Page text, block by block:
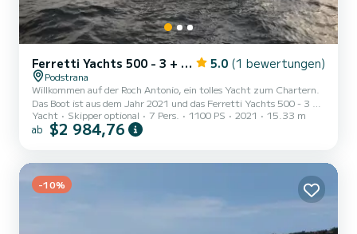
Ferretti Yachts 500 - 3 + 1 cab 5.0 (1 bewertungen)
Podstrana
Willkommen auf der Roch Antonio, ein tolles Yacht zum Chartern.
Das Boot ist aus dem Jahr 2021 und das Ferretti Yachts 500 - 3 +
1 cab bringt Sie zu den schönsten Ankerplätzen um Podstrana. Das
Boot hat 3 Kabinen mit allem Komfort und eine Kapazität von
Ferretti Yachts 500 - 3 + 1 ca...
Yacht Skipper optional 7 Pers. 1100 PS 2021 15.33 m
ab $2 984,76
-10%